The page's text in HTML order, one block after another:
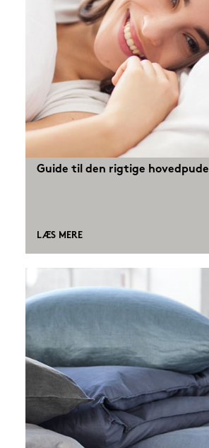
Guide til den rigtige hovedpude
LÆS MERE